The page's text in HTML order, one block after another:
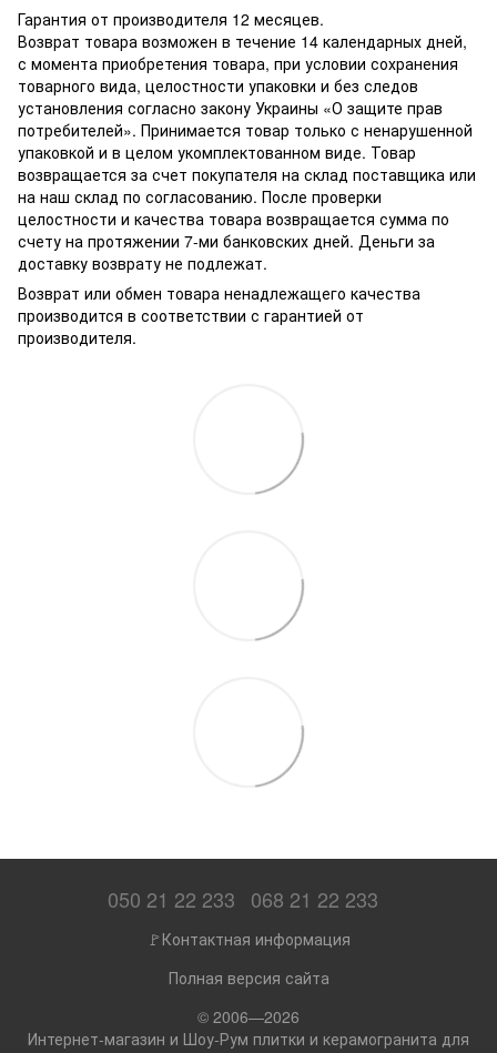
Гарантия от производителя 12 месяцев.
Возврат товара возможен в течение 14 календарных дней,
с момента приобретения товара, при условии сохранения
товарного вида, целостности упаковки и без следов
установления согласно закону Украины «О защите прав
потребителей». Принимается товар только с ненарушенной
упаковкой и в целом укомплектованном виде. Товар
возвращается за счет покупателя на склад поставщика или
на наш склад по согласованию. После проверки
целостности и качества товара возвращается сумма по
счету на протяжении 7-ми банковских дней. Деньги за
доставку возврату не подлежат.
Возврат или обмен товара ненадлежащего качества
производится в соответствии с гарантией от
производителя.
050 21 22 233 068 21 22 233
🚩Контактная информация
Полная версия сайта
© 2006—2026
Интернет-магазин и Шоу-Рум плитки и керамогранита для